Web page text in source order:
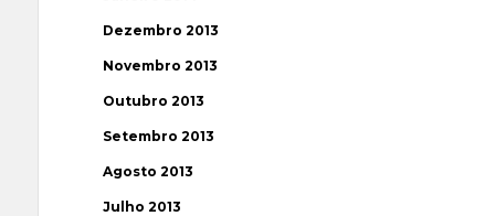
Dezembro 2013
Novembro 2013
Outubro 2013
Setembro 2013
Agosto 2013
Julho 2013